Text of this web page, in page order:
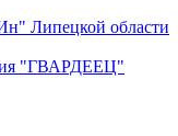
Липецкой области
"ГВАРДЕЕЦ"